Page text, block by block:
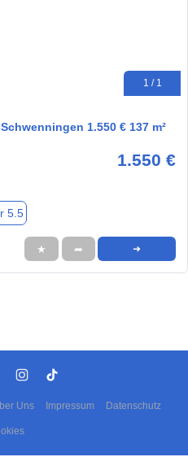
1 / 1
1.550 € 137 m²
1.550 €
5.5
★ ➦ ➜
Uns Impressum Datenschutz